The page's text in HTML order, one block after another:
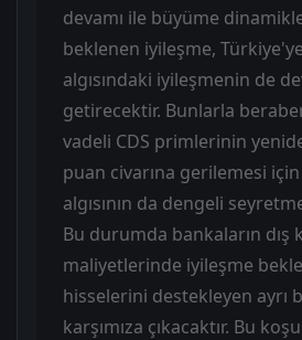
devamı ile büyüme
beklenen iyileşme,
algısındaki iyileşmenin de
getirecektir. Bunlarla
vadeli CDS primlerinin
puan civarına gerilemesi
algısının da dengeli
Bu durumda bankaların dış
maliyetlerinde iyileşme
hisselerini destekleyen ayrı
karşımıza çıkacaktır. Bu